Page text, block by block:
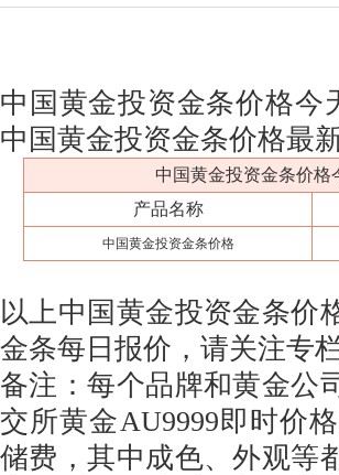
中国黄金投资金条价格今
中国黄金投资金条价格最
中国黄金投资金条价格
产品名称
中国黄金投资金条价格
以上中国黄金投资金条价
金条每日报价，请关注专
备注：每个品牌和黄金公
交所黄金AU9999即时价
储费，其中成色、外观等